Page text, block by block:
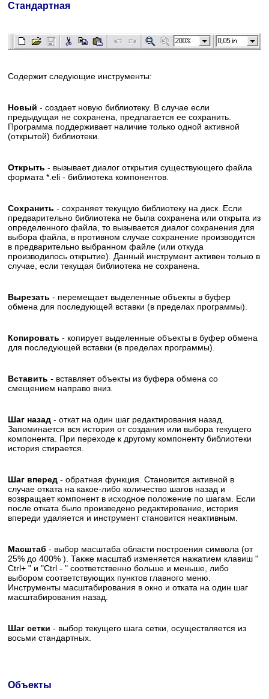
Стандартная
Содержит следующие инструменты:
Новый - создает новую библиотеку. В случае если
предыдущая не сохранена, предлагается ее сохранить.
Программа поддерживает наличие только одной активной
(открытой) библиотеки.
Открыть - вызывает диалог открытия существующего файла
формата *.eli - библиотека компонентов.
Сохранить - сохраняет текущую библиотеку на диск. Если
предварительно библиотека не была сохранена или открыта из
определенного файла, то вызывается диалог сохранения для
выбора файла, в противном случае сохранение производится
в предварительно выбранном файле (или откуда
производилось открытие). Данный инструмент активен только в
случае, если текущая библиотека не сохранена.
Вырезать - перемещает выделенные объекты в буфер
обмена для последующей вставки (в пределах программы).
Копировать - копирует выделенные объекты в буфер обмена
для последующей вставки (в пределах программы).
Вставить - вставляет объекты из буфера обмена со
смещением направо вниз.
Шаг назад - откат на один шаг редактирования назад.
Запоминается вся история от создания или выбора текущего
компонента. При переходе к другому компоненту библиотеки
история стирается.
Шаг вперед - обратная функция. Становится активной в
случае отката на какое-либо количество шагов назад и
возвращает компонент в исходное положение по шагам. Если
после отката было произведено редактирование, история
впереди удаляется и инструмент становится неактивным.
Масштаб - выбор масштаба области построения символа (от
25% до 400% ). Также масштаб изменяется нажатием клавиш "
Ctrl+ " и "Ctrl - " соответственно больше и меньше, либо
выбором соответствующих пунктов главного меню.
Инструменты масштабирования в окно и отката на один шаг
масштабирования назад.
Шаг сетки - выбор текущего шага сетки, осуществляется из
восьми стандартных.
Объекты